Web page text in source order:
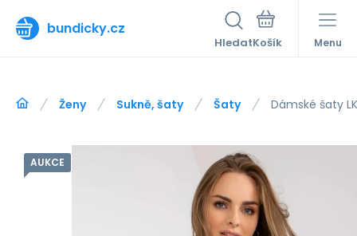
bundicky.cz
Hledat Menu
Ženy Sukně, šaty Šaty Dámské šaty
AUKCE